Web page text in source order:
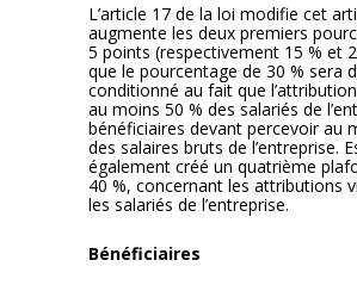
L’article 17 de la loi modifie cet
augmente les deux premiers
5 points (respectivement 15 % et
que le pourcentage de 30 % sera
conditionné au fait que
au moins 50 % des salariés de
bénéficiaires devant percevoir au
des salaires bruts de l’entreprise.
également créé un quatrième
40 %, concernant les attributions
les salariés de l’entreprise.
Bénéficiaires